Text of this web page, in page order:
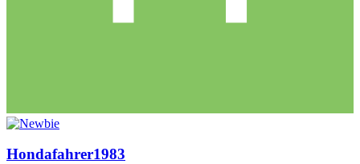
Hondafahrer1983